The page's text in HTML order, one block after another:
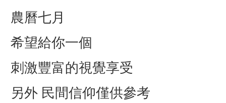
農曆七月
希望給你一個
刺激豐富的視覺享受
另外 民間信仰僅供參考